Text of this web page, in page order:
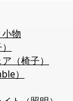
物
（椅子）
）